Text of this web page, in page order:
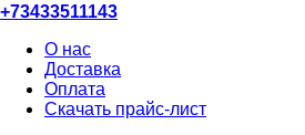
+73433511143
О нас
Доставка
Оплата
Скачать прайс-лист